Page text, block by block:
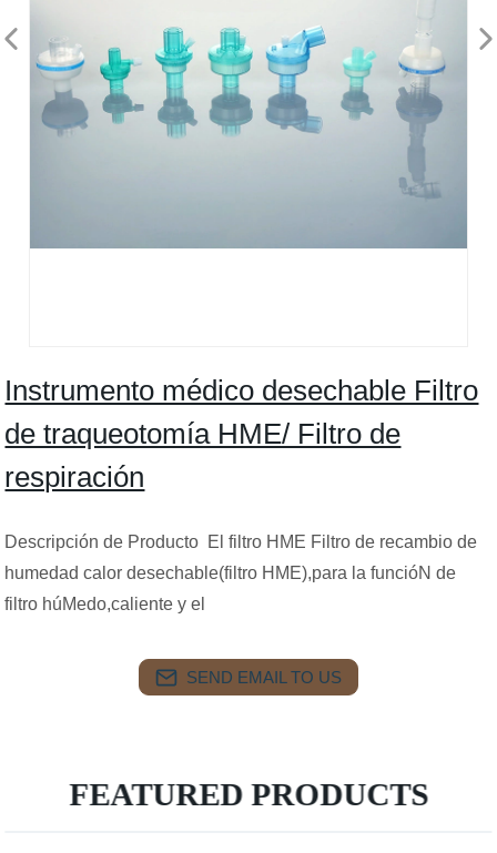
Instrumento médico desechable Filtro
de traqueotomía HME/ Filtro de
respiración
Descripción de Producto El filtro HME Filtro de recambio de
humedad calor desechable(filtro HME),para la funcióN de
filtro húMedo,caliente y el
SEND EMAIL TO US
FEATURED PRODUCTS